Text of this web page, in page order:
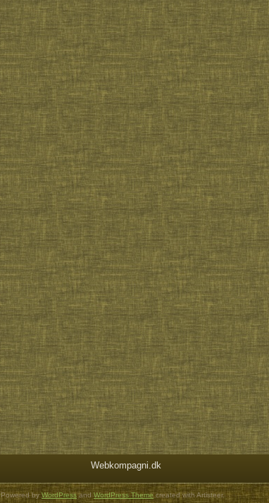
Webkompagni.dk
Powered byWordPressand WordPress Themecreated with Artisteer.